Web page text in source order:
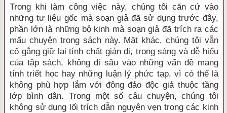
Trong khi làm công việc này, chúng tôi căn cứ vào
những tư liệu gốc mà soạn giả đã sử dụng trước đây,
phần lớn là những bộ kinh mà soạn giả đã trích ra các
mẩu chuyện trong sách này. Mặt khác, chúng tôi vẫn
cố gắng giữ lại tính chất giản dị, trong sáng và dễ hiểu
của tập sách, không đi sâu vào những vấn đề mang
tính triết học hay những luận lý phức tạp, vì có thể là
không phù hợp lắm với đông đảo độc giả thuộc tầng
lớp bình dân. Trong một số câu chuyện, chúng tôi
không sử dụng lối trích dẫn nguyên vẹn trong các kinh